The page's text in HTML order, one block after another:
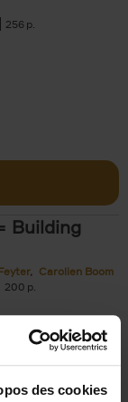
des cookies
256
Building
Carolien Boom
200